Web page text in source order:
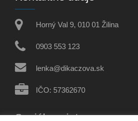
Horný Val 9, 010 01 Žilina
0903 553 123
lenka@dikaczova.sk
IČO: 57362670
Sociálne siete